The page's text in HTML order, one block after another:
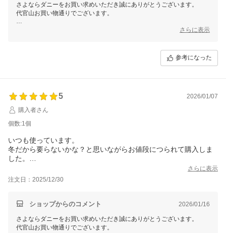
さよならダニーをお買い求めいただき誠にありがとうございます。
代官山お買い物通りでございます。
いつもご愛用いただき、またリピート購入していただきありがとうござ
さらに表示
参考になった
5
2026/01/07
購入者さん
個数:1個
いつも使っています。
冬だから要らないかな？と思いながらお値段につられて購入しま
した。
有難うございます。
さらに表示
注文日：2025/12/30
ショップからのコメント 2026/01/16
さよならダニーをお買い求めいただき誠にありがとうございます。
代官山お買い物通りでございます。